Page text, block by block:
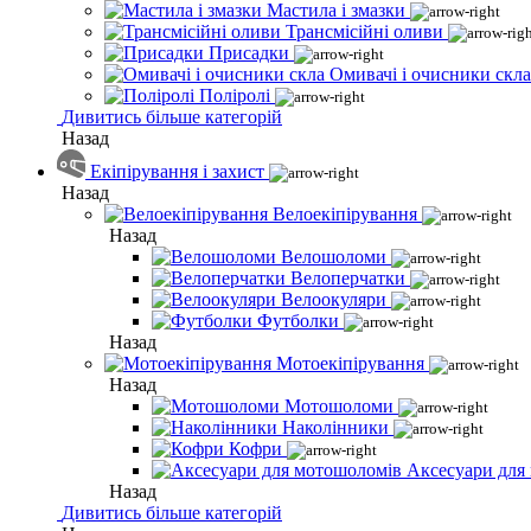
Мастила і змазки
Трансмісійні оливи
Присадки
Омивачі і очисники скла
Поліролі
Дивитись більше категорій
Назад
Екіпірування і захист
Назад
Велоекіпірування
Назад
Велошоломи
Велоперчатки
Велоокуляри
Футболки
Назад
Мотоекіпірування
Назад
Мотошоломи
Наколінники
Кофри
Аксесуари
Назад
Дивитись більше категорій